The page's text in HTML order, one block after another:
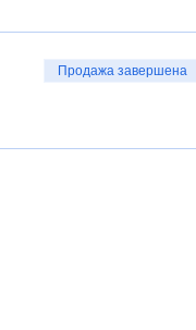
Продажа завершена